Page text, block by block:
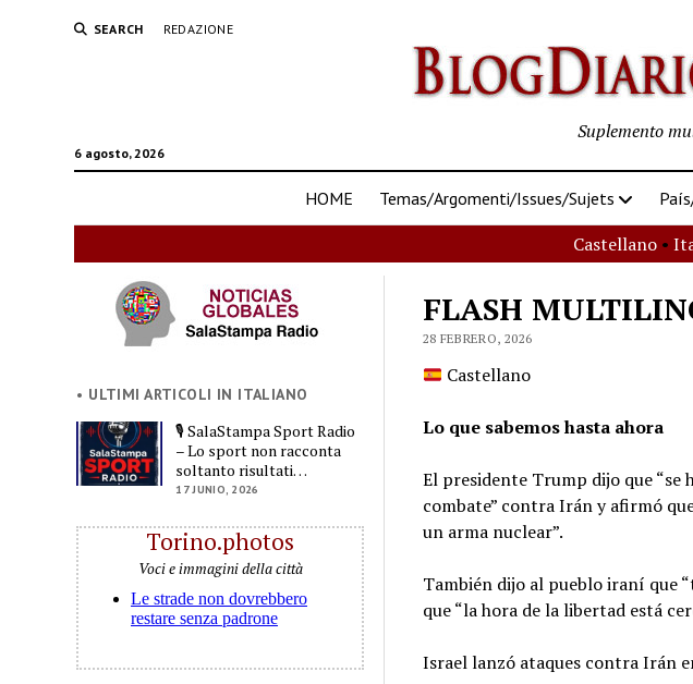
SEARCH REDAZIONE
6 agosto, 2026
Suplemento
HOME Temas/Argomenti/Issues/Sujets
Castellano•
• ULTIMI ARTICOLI IN ITALIANO
🎙️ SalaStampa Sport Radio
– Lo sport non racconta
soltanto risultati…
17 JUNIO, 2026
Torino.photos
Voci e immagini della città
FLASH
28 FEBRERO, 2026
Castellano
Lo que sabemos hasta ahora
El presidente Trump dijo que
combate” contra Irán y afirmó
un arma nuclear”.
También dijo al pueblo iraní que
que “la hora de la libertad está
Israel lanzó ataques contra Irán